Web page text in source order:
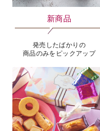
新商品
発売したばかりの
商品のみをピックアップ